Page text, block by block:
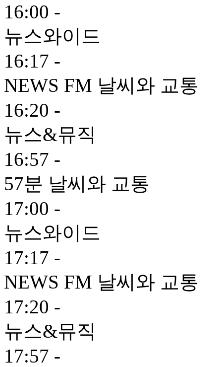
16:00 -
뉴스와이드
16:17 -
NEWS FM 날씨와 교통
16:20 -
뉴스&뮤직
16:57 -
57분 날씨와 교통
17:00 -
뉴스와이드
17:17 -
NEWS FM 날씨와 교통
17:20 -
뉴스&뮤직
17:57 -